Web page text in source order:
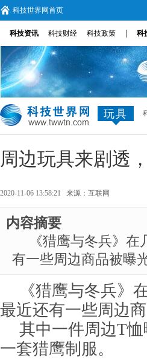
科技世界网首页
科技资讯 科技财经 科技政策 科
玩具
周边玩具来剧透
2020-11-06 13:58:21 来源： 互联网
内容摘要
《猎鹰与冬兵》
有一些周边商品被曝光
《猎鹰与冬兵》
最近还有一些周边商
其中一件周边T
一套猎鹰制服。